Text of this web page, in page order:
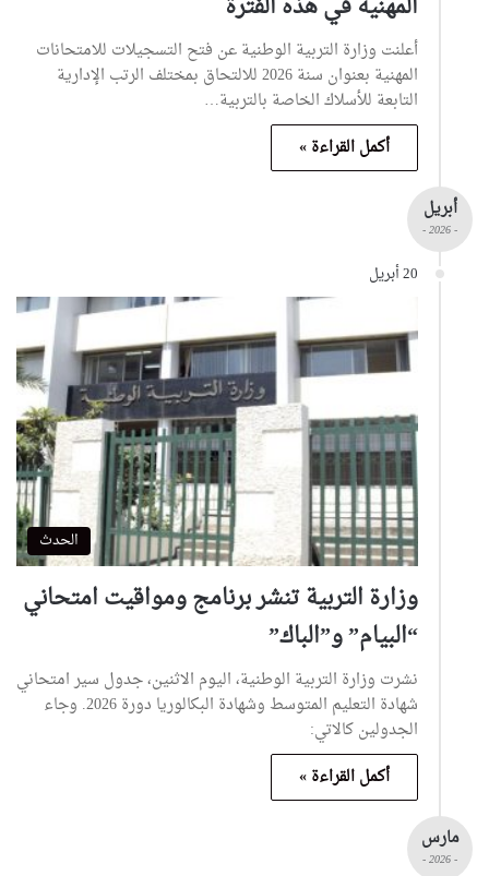
أعلنت وزارة التربية الوطنية عن فتح التسجيلات للامتحانات
المهنية بعنوان سنة 2026 للالتحاق بمختلف الرتب الإدارية
التابعة للأسلاك الخاصة بالتربية…
أكمل القراءة »
أبريل
- 2026 -
20 أبريل
الحدث
وزارة التربية تنشر برنامج ومواقيت امتحاني
“البيام” و”الباك”
نشرت وزارة التربية الوطنية، اليوم الاثنين، جدول سير امتحاني
شهادة التعليم المتوسط وشهادة البكالوريا دورة 2026. وجاء
الجدولين كالاتي:
أكمل القراءة »
مارس
- 2026 -